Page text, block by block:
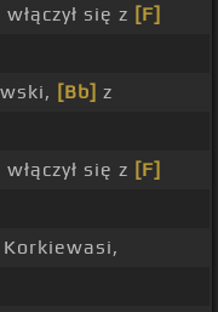
się z [F]
[Bb] z
się z [F]
Korkiewasi,